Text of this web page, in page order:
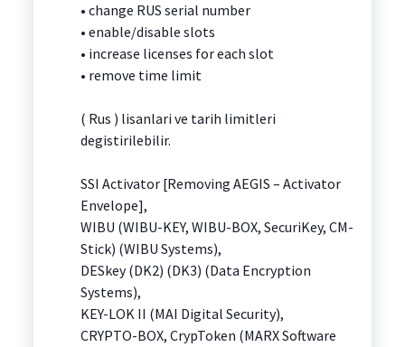
• change RUS serial number
• enable/disable slots
• increase licenses for each slot
• remove time limit
( Rus ) lisanlari ve tarih limitleri
degistirilebilir.
SSI Activator [Removing AEGIS – Activator
Envelope],
WIBU (WIBU-KEY, WIBU-BOX, SecuriKey, CM-
Stick) (WIBU Systems),
DESkey (DK2) (DK3) (Data Encryption
Systems),
KEY-LOK II (MAI Digital Security),
CRYPTO-BOX, CrypToken (MARX Software